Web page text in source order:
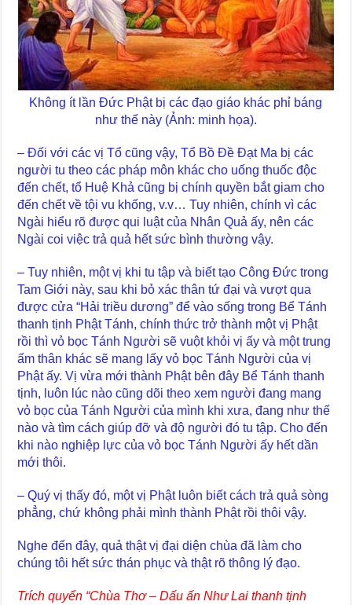
Không ít lần Đức Phật bị các đạo giáo khác phỉ báng
như thế này (Ảnh: minh họa).
– Đối với các vị Tổ cũng vậy, Tổ Bồ Đề Đạt Ma bị các
người tu theo các pháp môn khác cho uống thuốc độc
đến chết, tổ Huệ Khả cũng bị chính quyền bắt giam cho
đến chết về tội vu khống, v.v… Tuy nhiên, chính vì các
Ngài hiểu rõ được qui luật của Nhân Quả ấy, nên các
Ngài coi việc trả quả hết sức bình thường vậy.
– Tuy nhiên, một vị khi tu tập và biết tạo Công Đức trong
Tam Giới này, sau khi bỏ xác thân tứ đại và vượt qua
được cửa “Hải triều dương” để vào sống trong Bể Tánh
thanh tịnh Phật Tánh, chính thức trở thành một vị Phật
rồi thì vỏ bọc Tánh Người sẽ vuột khỏi vị ấy và một trung
ấm thân khác sẽ mang lấy vỏ bọc Tánh Người của vị
Phật ấy. Vị vừa mới thành Phật bên đây Bể Tánh thanh
tịnh, luôn lúc nào cũng dõi theo xem người đang mang
vỏ bọc của Tánh Người của mình khi xưa, đang như thế
nào và tìm cách giúp đỡ và độ người đó tu tập. Cho đến
khi nào nghiệp lực của vỏ bọc Tánh Người ấy hết dần
mới thôi.
– Quý vị thấy đó, một vị Phật luôn biết cách trả quả sòng
phẳng, chứ không phải mình thành Phật rồi thôi vậy.
Nghe đến đây, quả thật vị đại diện chùa đã làm cho
chúng tôi hết sức thán phục và thật rõ thông lý đạo.
Trích quyển “Chùa Thơ – Dấu ấn Như Lai thanh tịnh